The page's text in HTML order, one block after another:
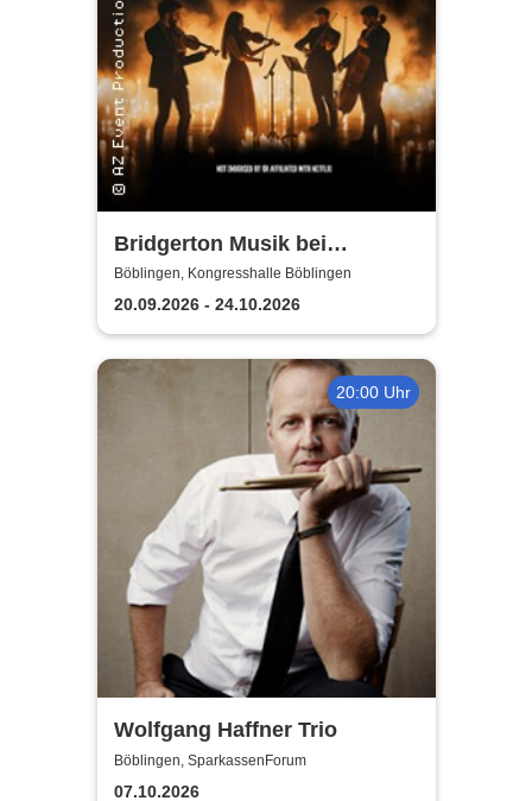
Bridgerton Musik bei
Kerzenschein
Böblingen, Kongresshalle Böblingen
20.09.2026 - 24.10.2026
20:00 Uhr
Wolfgang Haffner Trio
Böblingen, SparkassenForum
07.10.2026